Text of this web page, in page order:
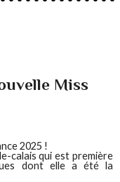
Miss
2025 !
calais qui est première
dont elle a été la